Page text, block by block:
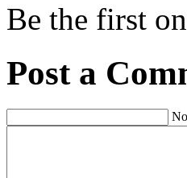
Be the first
Post a